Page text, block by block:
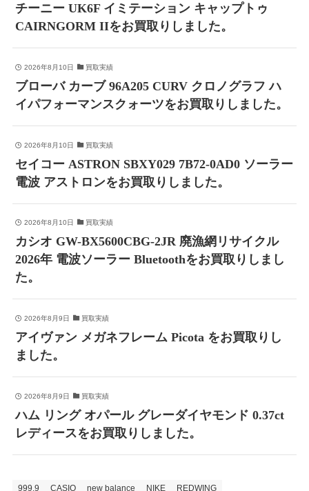
チーニー UK6F イミテーション キャップトゥ
CAIRNGORM IIをお買取りしました。
2026年8月10日 買取実績
ブローバ カーブ 96A205 CURV クロノグラフ ハ
イパフォーマンスクォーツをお買取りしました。
2026年8月10日 買取実績
セイコー ASTRON SBXY029 7B72-0AD0 ソーラー
電波 アストロンをお買取りしました。
2026年8月10日 買取実績
カシオ GW-BX5600CBG-2JR 廃漁網リサイクル
2026年 電波ソーラー Bluetoothをお買取りしまし
た。
2026年8月9日 買取実績
アイヴァン メガネフレーム Picota をお買取りし
ました。
2026年8月9日 買取実績
ハム リング オパール グレーダイヤモンド 0.37ct
レディースをお買取りしました。
999.9 CASIO new balance NIKE
REDWING